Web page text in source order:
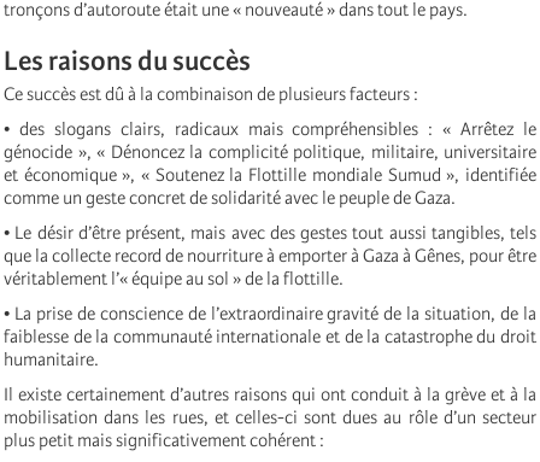
tronçons d’autoroute était une « nouveauté » dans tout le pays.
Les raisons du succès
Ce succès est dû à la combinaison de plusieurs facteurs :
• des slogans clairs, radicaux mais compréhensibles : « Arrêtez le
génocide », « Dénoncez la complicité politique, militaire, universitaire
et économique », « Soutenez la Flottille mondiale Sumud », identifiée
comme un geste concret de solidarité avec le peuple de Gaza.
• Le désir d’être présent, mais avec des gestes tout aussi tangibles, tels
que la collecte record de nourriture à emporter à Gaza à Gênes, pour être
véritablement l’« équipe au sol » de la flottille.
• La prise de conscience de l’extraordinaire gravité de la situation, de la
faiblesse de la communauté internationale et de la catastrophe du droit
humanitaire.
Il existe certainement d’autres raisons qui ont conduit à la grève et à la
mobilisation dans les rues, et celles-ci sont dues au rôle d’un secteur
plus petit mais significativement cohérent :